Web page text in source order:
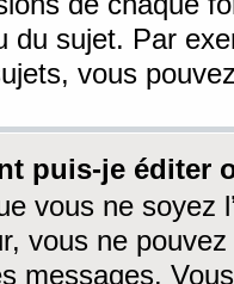
du sujet. Par
vous
puis-je éditer
vous ne soyez
vous ne
messages.